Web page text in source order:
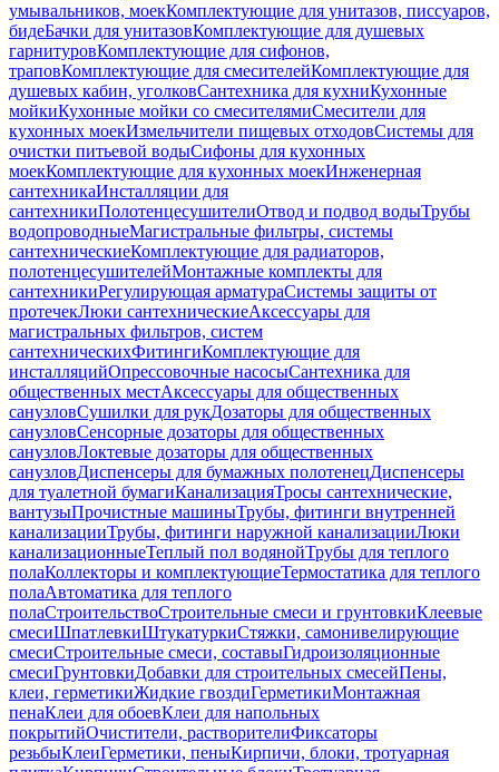
умывальников, моекКомплектующие для унитазов, писсуаров,
бидеБачки для унитазовКомплектующие для душевых
гарнитуровКомплектующие для сифонов,
траповКомплектующие для смесителейКомплектующие для
душевых кабин, уголковСантехника для кухниКухонные
мойкиКухонные мойки со смесителямиСмесители для
кухонных моекИзмельчители пищевых отходовСистемы для
очистки питьевой водыСифоны для кухонных
моекКомплектующие для кухонных моекИнженерная
сантехникаИнсталляции для
сантехникиПолотенцесушителиОтвод и подвод водыТрубы
водопроводныеМагистральные фильтры, системы
сантехническиеКомплектующие для радиаторов,
полотенцесушителейМонтажные комплекты для
сантехникиРегулирующая арматураСистемы защиты от
протечекЛюки сантехническиеАксессуары для
магистральных фильтров, систем
сантехническихФитингиКомплектующие для
инсталляцийОпрессовочные насосыСантехника для
общественных местАксессуары для общественных
санузловСушилки для рукДозаторы для общественных
санузловСенсорные дозаторы для общественных
санузловЛоктевые дозаторы для общественных
санузловДиспенсеры для бумажных полотенецДиспенсеры
для туалетной бумагиКанализацияТросы сантехнические,
вантузыПрочистные машиныТрубы, фитинги внутренней
канализацииТрубы, фитинги наружной канализацииЛюки
канализационныеТеплый пол водянойТрубы для теплого
полаКоллекторы и комплектующиеТермостатика для теплого
полаАвтоматика для теплого
полаСтроительствоСтроительные смеси и грунтовкиКлеевые
смесиШпатлевкиШтукатуркиСтяжки, самонивелирующие
смесиСтроительные смеси, составыГидроизоляционные
смесиГрунтовкиДобавки для строительных смесейПены,
клеи, герметикиЖидкие гвоздиГерметикиМонтажная
пенаКлеи для обоевКлеи для напольных
покрытийОчистители, растворителиФиксаторы
резьбыКлеиГерметики, пеныКирпичи, блоки, тротуарная